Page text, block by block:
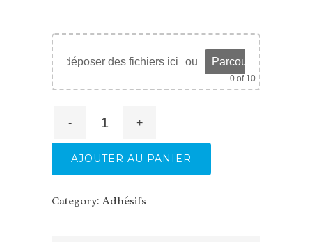
Glisser et déposer des fichiers ici ou Parcourir les fichiers
0 of 10
AJOUTER AU PANIER
Category: Adhésifs